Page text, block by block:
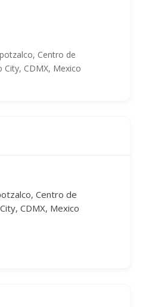
Centro de
CDMX, Mexico
Centro de
CDMX, Mexico